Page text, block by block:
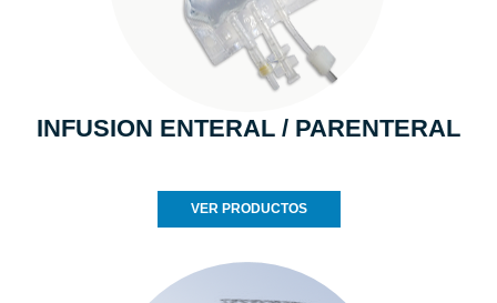
INFUSION ENTERAL / PARENTERAL
VER PRODUCTOS